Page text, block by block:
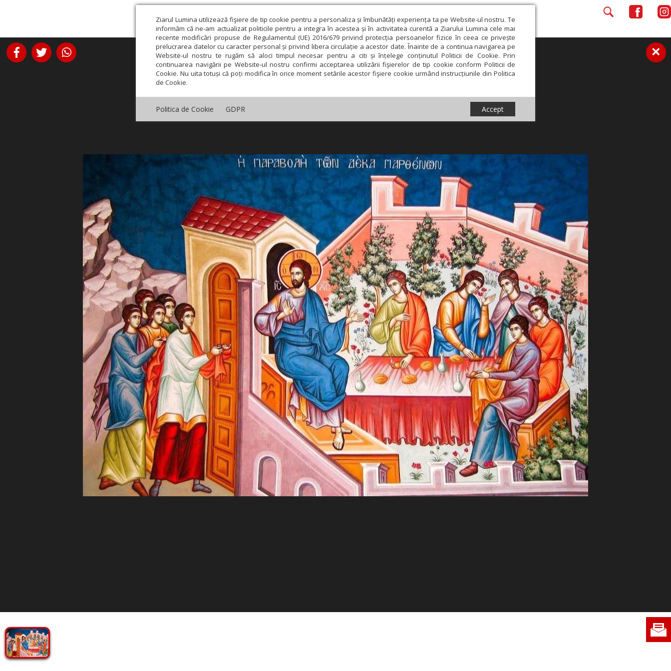
Ziarul Lumina utilizează fişiere de tip cookie pentru a personaliza și îmbunătăți experiența ta pe Website-ul nostru. Te
informăm că ne-am actualizat politicile pentru a integra în acestea și în activitatea curentă a Ziarului Lumina cele mai
recente modificări propuse de Regulamentul (UE) 2016/679 privind protecția persoanelor fizice în ceea ce privește
prelucrarea datelor cu caracter personal și privind libera circulație a acestor date. Înainte de a continua navigarea pe
Website-ul nostru te rugăm să aloci timpul necesar pentru a citi și înțelege conținutul Politicii de Cookie. Prin
continuarea navigării pe Website-ul nostru confirmi acceptarea utilizării fişierelor de tip cookie conform Politicii de
Cookie. Nu uita totuși că poți modifica în orice moment setările acestor fişiere cookie urmând instrucțiunile din Politica
de Cookie.
Politica de Cookie GDPR Accept
×